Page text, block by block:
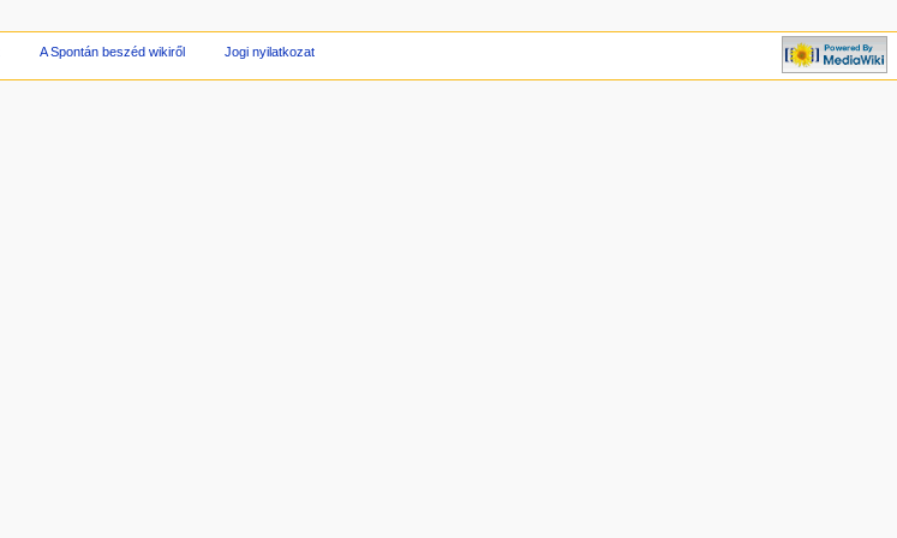
A Spontán beszéd wikiről Jogi nyilatkozat